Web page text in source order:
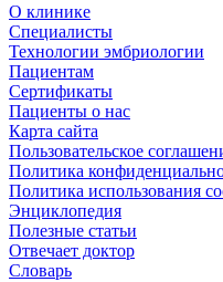
О клинике
Специалисты
Технологии эмбриологии
Пациентам
Сертификаты
Пациенты о нас
Карта сайта
Пользовательское
Политика
Политика использования
Энциклопедия
Полезные статьи
Отвечает доктор
Словарь